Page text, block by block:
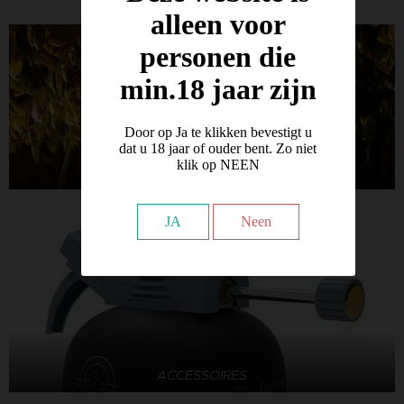
alleen voor
personen die
min.18 jaar zijn
Door op Ja te klikken bevestigt u
dat u 18 jaar of ouder bent. Zo niet
klik op NEEN
JA Neen
CIGARES
ACCESSOIRES